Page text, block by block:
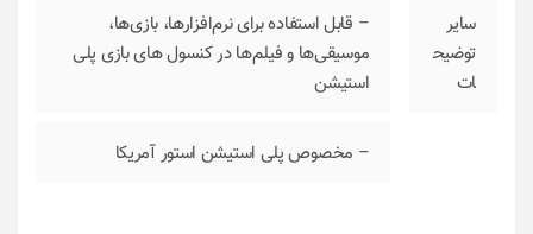
سایر
توضیح
ات
– قابل استفاده برای نرم‌افزارها، بازی‌ها،
موسیقی‌ها و فیلم‌ها در کنسول های بازی پلی
استیشن
– مخصوص پلی استیشن استور آمریکا